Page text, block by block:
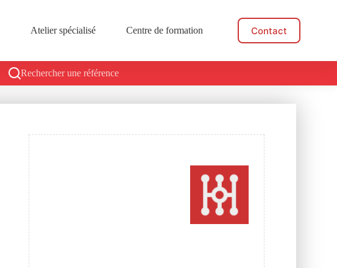
Atelier spécialisé Centre de formation Actualités
Contact
Rechercher une référence